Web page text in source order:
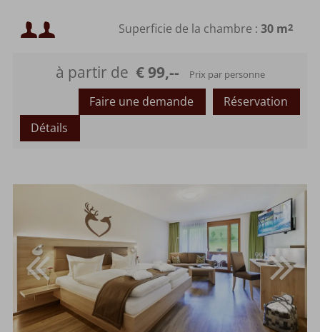
Occupation minimale :
Occupation maximale :
Superficie de la chambre : 30 m2
à partir de € 99,-- Prix par personne
Réservation
Faire une demande
Détails